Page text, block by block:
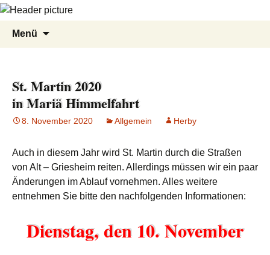
Menü
St. Martin 2020
in Mariä Himmelfahrt
8. November 2020 Allgemein Herby
Auch in diesem Jahr wird St. Martin durch die Straßen
von Alt – Griesheim reiten. Allerdings müssen wir ein paar
Änderungen im Ablauf vornehmen. Alles weitere
entnehmen Sie bitte den nachfolgenden Informationen:
Dienstag, den 10. November